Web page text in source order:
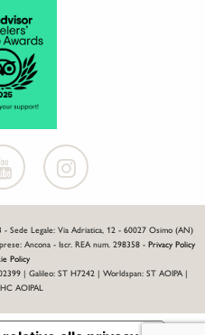
- Sede Legale: Via Adriatica, 12 - 60027 Osimo (AN)
Ancona - Iscr. REA num. 298358 - Privacy Policy
Policy
| Galileo: ST H7242 | Worldspan: ST AOIPA |
AOIPAL